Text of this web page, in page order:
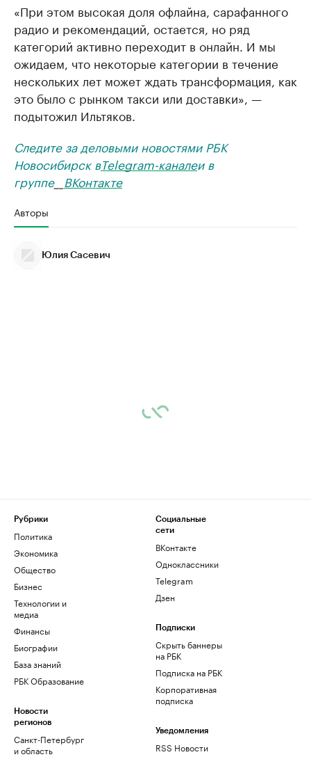
«При этом высокая доля офлайна, сарафанного
радио и рекомендаций, остается, но ряд
категорий активно переходит в онлайн. И мы
ожидаем, что некоторые категории в течение
нескольких лет может ждать трансформация, как
это было с рынком такси или доставки», —
подытожил Ильтяков.
Следите за деловыми новостями РБК
Новосибирск вTelegram-каналеи в
группе__ ВКонтакте
Авторы
Юлия Сасевич
Рубрики
Политика
Экономика
Общество
Бизнес
Технологии и
медиа
Финансы
Биографии
База знаний
РБК Образование
Новости
регионов
Санкт-Петербург
и область
Социальные
сети
ВКонтакте
Одноклассники
Telegram
Дзен
Подписки
Скрыть баннеры
на РБК
Подписка на РБК
Корпоративная
подписка
Уведомления
RSS Новости